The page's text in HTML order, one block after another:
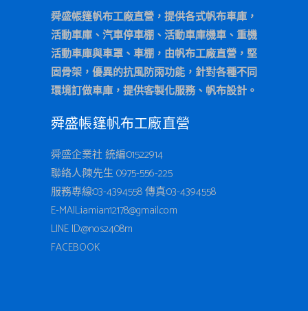
舜盛帳篷帆布工廠直營，提供各式帆布車庫，
活動車庫、汽車停車棚、活動車庫機車、重機
活動車庫與車罩、車棚，由帆布工廠直營，堅
固骨架，優異的抗風防雨功能，針對各種不同
環境訂做車庫，提供客製化服務、帆布設計。
舜盛帳篷帆布工廠直營
舜盛企業社 統編:01522914
聯絡人:陳先生 0975-556-225
服務專線:03-4394558傳真:03-4394558
E-MAIL:iamian12178@gmail.com
LINE ID:@nos2408m
FACEBOOK